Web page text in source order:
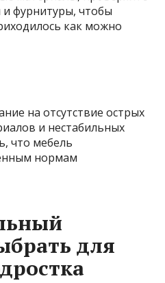
фурнитуры, чтобы
как можно
на отсутствие острых
и нестабильных
что мебель
нормам
для